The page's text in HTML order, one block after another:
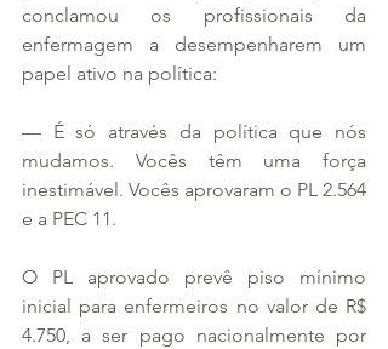
conclamou os profissionais da
enfermagem a desempenharem um
papel ativo na política:
— É só através da política que nós
mudamos. Vocês têm uma força
inestimável. Vocês aprovaram o PL 2.564
e a PEC 11.
O PL aprovado prevê piso mínimo
inicial para enfermeiros no valor de R$
4.750, a ser pago nacionalmente por